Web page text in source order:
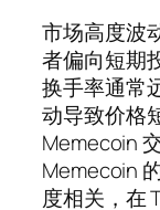
市场高度波
者偏向短期
换手率通常
动导致价格
Memecoin
Memecoin
度相关，在